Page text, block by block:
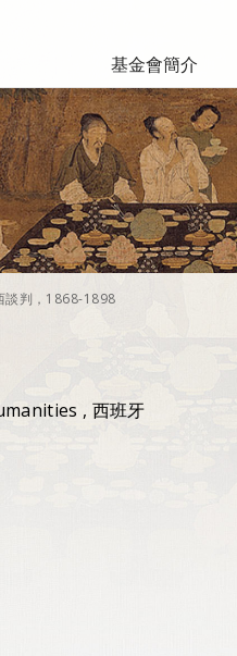
基金會簡介
談判，1868-1898
, 西班牙